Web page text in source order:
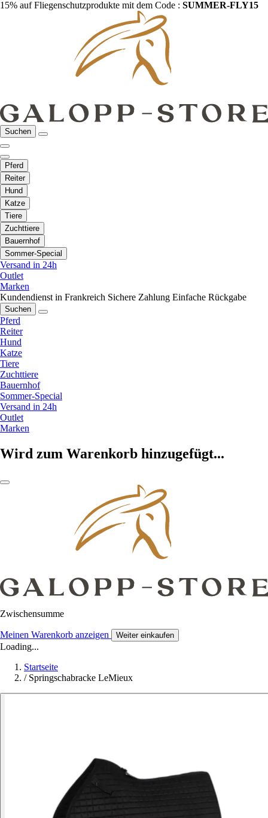
15% auf Fliegenschutzprodukte mit dem Code : SUMMER-FLY15
Suchen
Pferd
Reiter
Hund
Katze
Tiere
Zuchttiere
Bauernhof
Sommer-Special
Versand in 24h
Outlet
Marken
Kundendienst in Frankreich Sichere Zahlung Einfache Rückgabe
Suchen
Pferd
Reiter
Hund
Katze
Tiere
Zuchttiere
Bauernhof
Sommer-Special
Versand in 24h
Outlet
Marken
Wird zum Warenkorb hinzugefügt...
Zwischensumme
Meinen Warenkorb anzeigen Weiter einkaufen
Loading...
Startseite
/ Springschabracke LeMieux